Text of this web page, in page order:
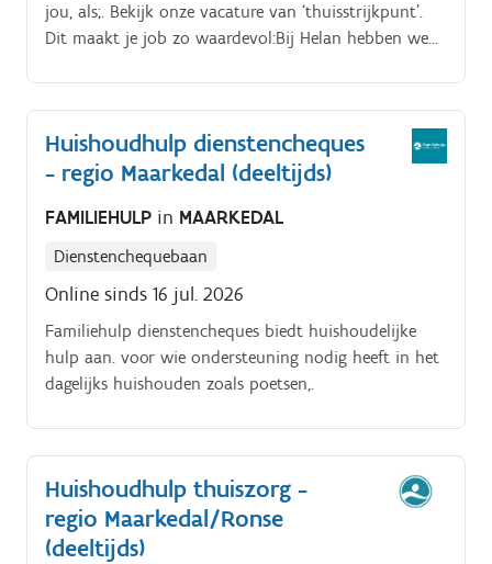
jou, als;. Bekijk onze vacature van ‘thuisstrijkpunt’.
Dit maakt je job zo waardevol:Bij Helan hebben we
Huishoudhulp dienstencheques
- regio Maarkedal (deeltijds)
FAMILIEHULP in MAARKEDAL
Dienstenchequebaan
Online sinds 16 jul. 2026
Familiehulp dienstencheques biedt huishoudelijke
hulp aan. voor wie ondersteuning nodig heeft in het
dagelijks huishouden zoals poetsen,.
Huishoudhulp thuiszorg -
regio Maarkedal/Ronse
(deeltijds)